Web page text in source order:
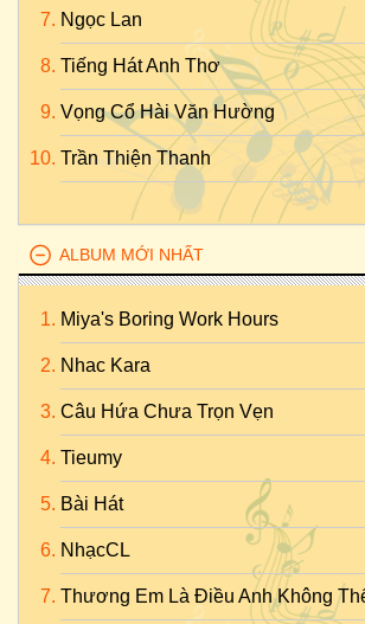
Ngọc Lan
Tiếng Hát Anh Thơ
Vọng Cổ Hài Văn Hường
Trần Thiện Thanh
ALBUM MỚI NHẤT
Miya's Boring Work Hours
Nhac Kara
Câu Hứa Chưa Trọn Vẹn
Tieumy
Bài Hát
NhạcCL
Thương Em Là Điều Anh Không